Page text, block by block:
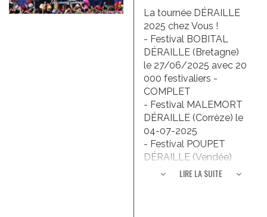
La tournée DÉRAILLE
2025 chez Vous !
- Festival BOBITAL
DÉRAILLE (Bretagne)
le 27/06/2025 avec 20
000 festivaliers -
COMPLET
- Festival MALEMORT
DÉRAILLE (Corrèze) le
04-07-2025
- Festival POUPET
DÉRAILLE (Vendée)
le 18/07/2025 avec 30
LIRE LA SUITE